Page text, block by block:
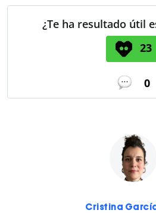
¿Te ha resultado útil
23
0
Cristina